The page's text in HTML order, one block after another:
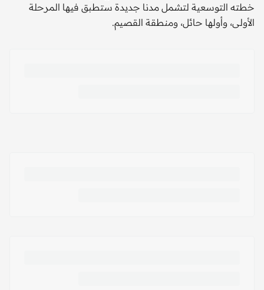
خطته التوسعية لتشمل مدنا جديدة ستطبق فيها المرحلة
الأولى، وأولها حائل، ومنطقة القصيم.